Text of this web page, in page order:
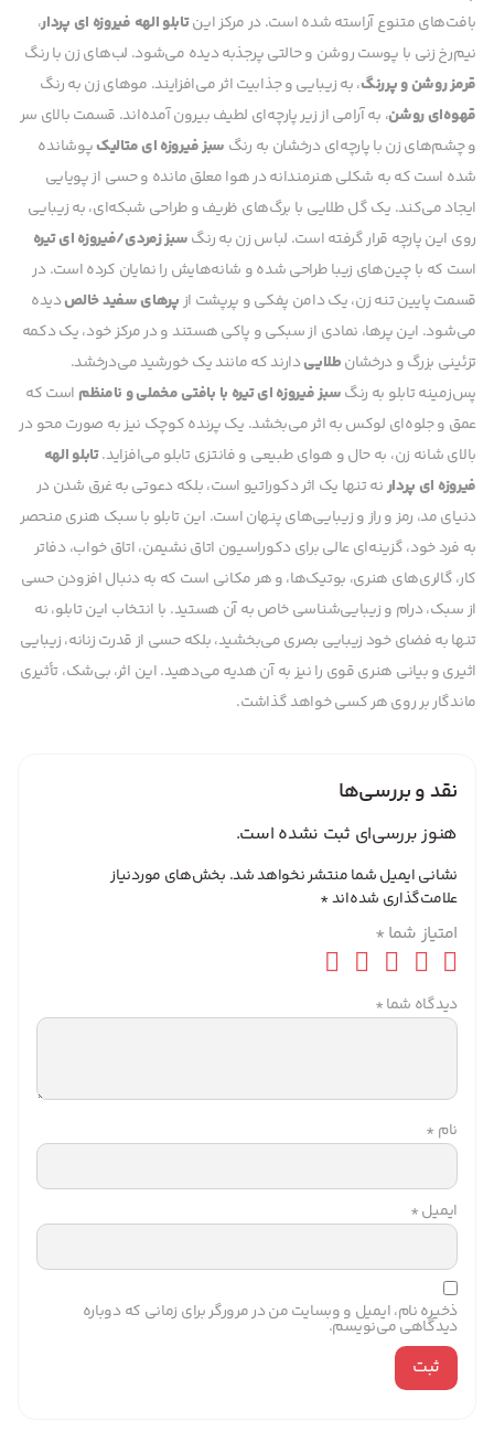
بافت‌های متنوع آراسته شده است. در مرکز اینتابلو الهه فیروزه ای پردار،
نیم‌رخ زنی با پوست روشن و حالتی پرجذبه دیده می‌شود. لب‌های زن با رنگ
قرمز روشن و پررنگ، به زیبایی و جذابیت اثر می‌افزایند. موهای زن به رنگ
قهوه‌ای روشن، به آرامی از زیر پارچه‌ای لطیف بیرون آمده‌اند. قسمت بالای سر
و چشم‌های زن با پارچه‌ای درخشان به رنگ سبز فیروزه ای متالیکپوشانده
شده است که به شکلی هنرمندانه در هوا معلق مانده و حسی از پویایی
ایجاد می‌کند. یک گل طلایی با برگ‌های ظریف و طراحی شبکه‌ای، به زیبایی
روی این پارچه قرار گرفته است. لباس زن به رنگسبز زمردی/فیروزه ای تیره
است که با چین‌های زیبا طراحی شده و شانه‌هایش را نمایان کرده است. در
قسمت پایین تنه زن، یک دامن پفکی و پرپشت ازپرهای سفید خالصدیده
می‌شود. این پرها، نمادی از سبکی و پاکی هستند و در مرکز خود، یک دکمه
تزئینی بزرگ و درخشانطلاییدارند که مانند یک خورشید می‌درخشد.
پس‌زمینه تابلو به رنگسبز فیروزه ای تیره با بافتی مخملی و نامنظم است که
عمق و جلوه‌ای لوکس به اثر می‌بخشد. یک پرنده کوچک نیز به صورت محو در
بالای شانه زن، به حال و هوای طبیعی و فانتزی تابلو می‌افزاید.تابلو الهه
فیروزه ای پردارنه تنها یک اثر دکوراتیو است، بلکه دعوتی به غرق شدن در
دنیای مد، رمز و راز و زیبایی‌های پنهان است. این تابلو با سبک هنری منحصر
به فرد خود، گزینه‌ای عالی برای دکوراسیون اتاق نشیمن، اتاق خواب، دفاتر
کار، گالری‌های هنری، بوتیک‌ها، و هر مکانی است که به دنبال افزودن حسی
از سبک، درام و زیبایی‌شناسی خاص به آن هستید. با انتخاب این تابلو، نه
تنها به فضای خود زیبایی بصری می‌بخشید، بلکه حسی از قدرت زنانه، زیبایی
اثیری و بیانی هنری قوی را نیز به آن هدیه می‌دهید. این اثر، بی‌شک، تأثیری
ماندگار بر روی هر کسی خواهد گذاشت.
نقد و بررسی‌ها
هنوز بررسی‌ای ثبت نشده است.
نشانی ایمیل شما منتشر نخواهد شد. بخش‌های موردنیاز
علامت‌گذاری شده‌اند*
امتیاز شما *
دیدگاه شما*
نام *
ایمیل*
ذخیره نام، ایمیل و وبسایت من در مرورگر برای زمانی که دوباره
دیدگاهی می‌نویسم.